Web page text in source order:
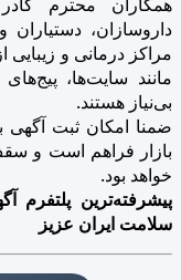
داروسازان، دستیاران
مراکز درمانی و زیبایی
مانند سایت‌ها،
بی‌نیاز هستند.
ضمنا امکان ثبت آگهی
خواهد بود.
پیشرفته‌ترین پلتفرم
سلامت ایران عزیز